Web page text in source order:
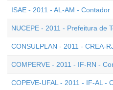
ISAE - 2011 - AL-AM - Contador
NUCEPE - 2011 - Prefeitura de
CONSULPLAN - 2011 - CREA-
COMPERVE - 2011 - IF-RN -
COPEVE-UFAL - 2011 - IF-AL -